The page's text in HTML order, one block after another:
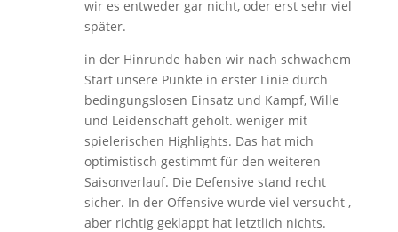
wir es entweder gar nicht, oder erst sehr viel
später.
in der Hinrunde haben wir nach schwachem
Start unsere Punkte in erster Linie durch
bedingungslosen Einsatz und Kampf, Wille
und Leidenschaft geholt. weniger mit
spielerischen Highlights. Das hat mich
optimistisch gestimmt für den weiteren
Saisonverlauf. Die Defensive stand recht
sicher. In der Offensive wurde viel versucht ,
aber richtig geklappt hat letztlich nichts.